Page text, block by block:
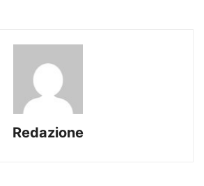
Redazione